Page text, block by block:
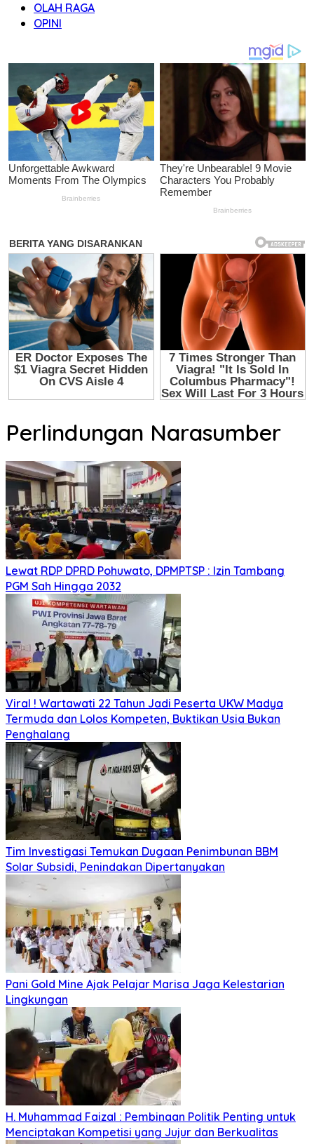
OLAH RAGA
OPINI
Perlindungan Narasumber
Lewat RDP DPRD Pohuwato, DPMPTSP : Izin Tambang
PGM Sah Hingga 2032
Viral ! Wartawati 22 Tahun Jadi Peserta UKW Madya
Termuda dan Lolos Kompeten, Buktikan Usia Bukan
Penghalang
Tim Investigasi Temukan Dugaan Penimbunan BBM
Solar Subsidi, Penindakan Dipertanyakan
Pani Gold Mine Ajak Pelajar Marisa Jaga Kelestarian
Lingkungan
H. Muhammad Faizal : Pembinaan Politik Penting untuk
Menciptakan Kompetisi yang Jujur dan Berkualitas